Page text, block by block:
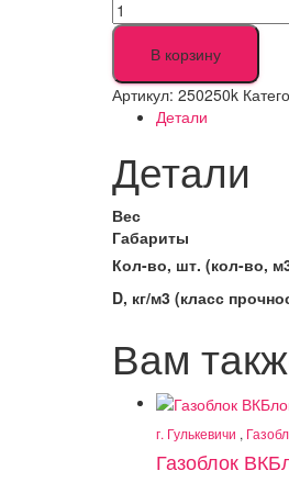
Количество
товара
Газоблок
ВКБлок
(К.)
625х250х250
В корзину
Артикул: 250250k
Детали
Детали
Вес
Габариты
Кол-во, шт. (кол-во,
D, кг/м3 (класс
Вам
г. Гулькевичи ,
Газоблок